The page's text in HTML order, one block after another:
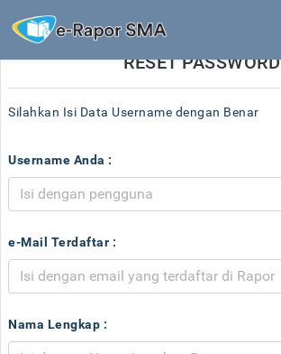
RESET PASSWORD
Silahkan Isi Data Username dengan Benar
Username Anda :
e-Mail Terdaftar :
Nama Lengkap :